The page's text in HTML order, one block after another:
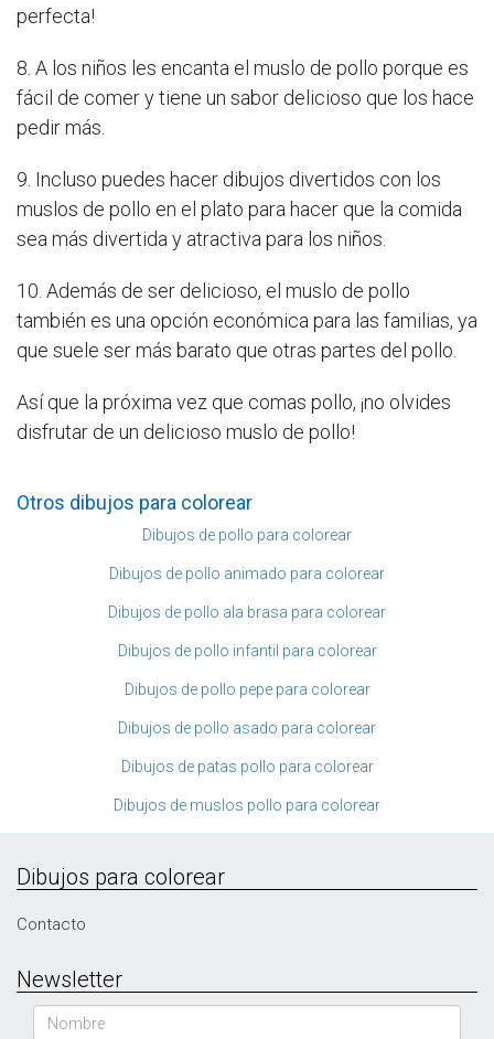
perfecta!
8. A los niños les encanta el muslo de pollo porque es
fácil de comer y tiene un sabor delicioso que los hace
pedir más.
9. Incluso puedes hacer dibujos divertidos con los
muslos de pollo en el plato para hacer que la comida
sea más divertida y atractiva para los niños.
10. Además de ser delicioso, el muslo de pollo
también es una opción económica para las familias, ya
que suele ser más barato que otras partes del pollo.
Así que la próxima vez que comas pollo, ¡no olvides
disfrutar de un delicioso muslo de pollo!
Otros dibujos para colorear
Dibujos de pollo para colorear
Dibujos de pollo animado para colorear
Dibujos de pollo ala brasa para colorear
Dibujos de pollo infantil para colorear
Dibujos de pollo pepe para colorear
Dibujos de pollo asado para colorear
Dibujos de patas pollo para colorear
Dibujos de muslos pollo para colorear
Dibujos para colorear
Contacto
Newsletter
Nombre